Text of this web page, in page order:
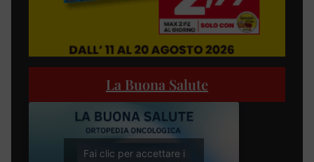
La Buona Salute
Fai clic per accettare i